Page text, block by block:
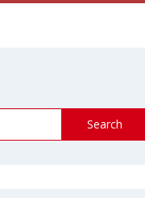
Search